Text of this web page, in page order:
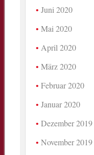
Juni 2020
Mai 2020
April 2020
März 2020
Februar 2020
Januar 2020
Dezember 2019
November 2019